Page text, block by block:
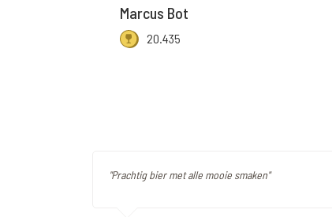
Marcus Bot
20.435
"Prachtig bier met alle mooie smaken"